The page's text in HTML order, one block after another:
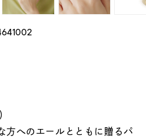
方へのエールとともに贈るパ